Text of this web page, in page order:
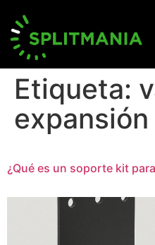
Etiqueta:
expansión
¿Qué es un soporte kit